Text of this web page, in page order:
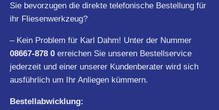
Sie bevorzugen die direkte telefonische Bestellung für
ihr Fliesenwerkzeug?
– Kein Problem für Karl Dahm! Unter der Nummer
08667-878 0 erreichen Sie unseren Bestellservice
jederzeit und einer unserer Kundenberater wird sich
ausführlich um Ihr Anliegen kümmern.
Bestellabwicklung: